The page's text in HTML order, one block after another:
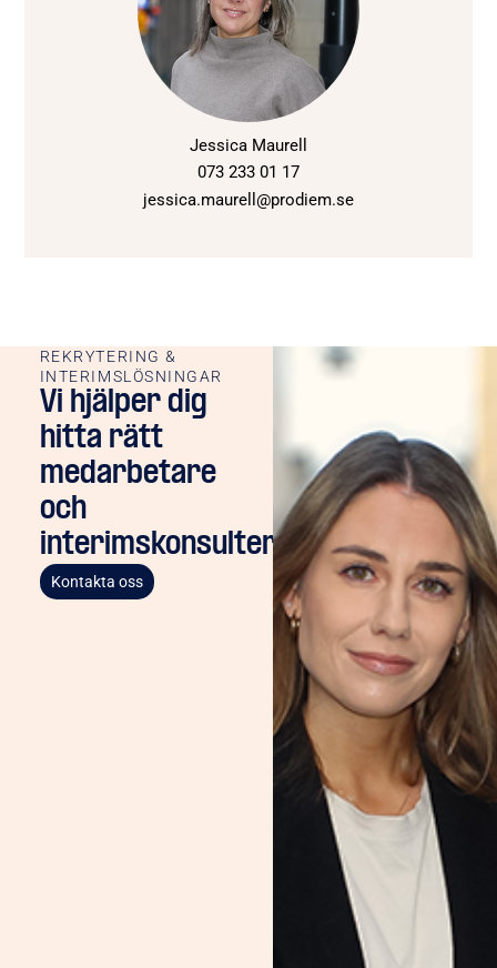
Jessica Maurell
073 233 01 17
jessica.maurell@prodiem.se
REKRYTERING &
INTERIMSLÖSNINGAR
Vi hjälper dig
hitta rätt
medarbetare
och
interimskonsulter
Kontakta oss